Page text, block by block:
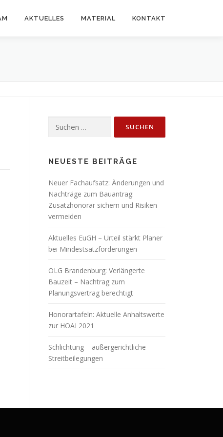
AKTUELLES MATERIAL KONTAKT
nach:
NEUESTE BEITRÄGE
Neuer Fachaufsatz: Änderungen und
Nachträge zum Bauantrag:
Zusatzhonorar sichern und Risiken
vermeiden
Aktuelles EuGH – Urteil stärkt Planer
bei Mindestsatzforderungen
OLG Brandenburg: Verlängerte
Bauzeit – Nachtrag zum
Planungsvertrag berechtigt
Honorartafeln: Aktuelle Anhaltswerte
zur HOAI 2021
Schlichtung – außergerichtliche
Streitbeilegungen